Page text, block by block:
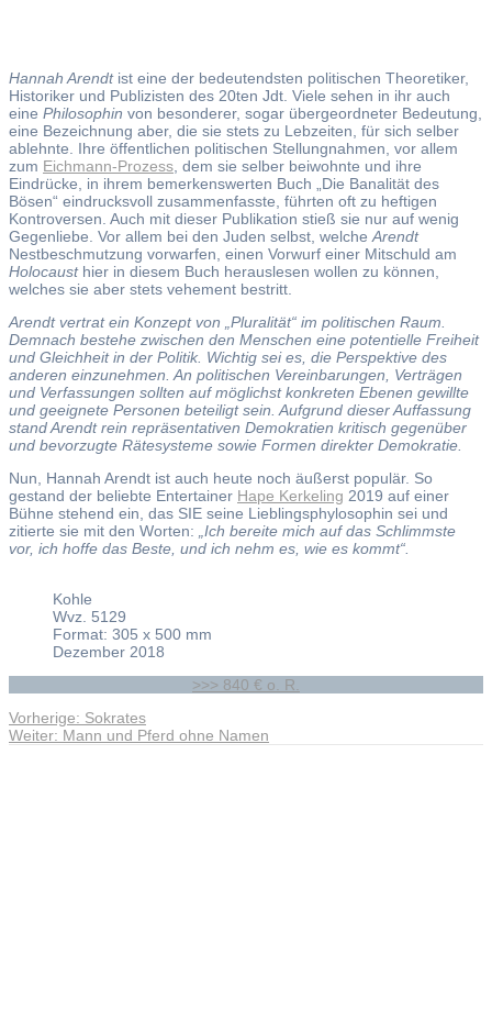
Hannah Arendt ist eine der bedeutendsten politischen Theoretiker,
Historiker und Publizisten des 20ten Jdt. Viele sehen in ihr auch
eine Philosophin von besonderer, sogar übergeordneter Bedeutung,
eine Bezeichnung aber, die sie stets zu Lebzeiten, für sich selber
ablehnte. Ihre öffentlichen politischen Stellungnahmen, vor allem
zum Eichmann-Prozess , dem sie selber beiwohnte und ihre
Eindrücke, in ihrem bemerkenswerten Buch „Die Banalität des
Bösen“ eindrucksvoll zusammenfasste, führten oft zu heftigen
Kontroversen. Auch mit dieser Publikation stieß sie nur auf wenig
Gegenliebe. Vor allem bei den Juden selbst, welche Arendt
Nestbeschmutzung vorwarfen, einen Vorwurf einer Mitschuld am
Holocausthier in diesem Buch herauslesen wollen zu können,
welches sie aber stets vehement bestritt.
Arendt vertrat ein Konzept von „Pluralität“ im politischen Raum.
Demnach bestehe zwischen den Menschen eine potentielle Freiheit
und Gleichheit in der Politik. Wichtig sei es, die Perspektive des
anderen einzunehmen. An politischen Vereinbarungen, Verträgen
und Verfassungen sollten auf möglichst konkreten Ebenen gewillte
und geeignete Personen beteiligt sein. Aufgrund dieser Auffassung
stand Arendt rein repräsentativen Demokratien kritisch gegenüber
und bevorzugte Rätesysteme sowie Formen direkter Demokratie.
Nun, Hannah Arendt ist auch heute noch äußerst populär. So
gestand der beliebte Entertainer Hape Kerkeling 2019 auf einer
Bühne stehend ein, das SIE seine Lieblingsphylosophin sei und
zitierte sie mit den Worten:
„Ich bereite mich auf das Schlimmste
vor, ich hoffe das Beste, und ich nehm es, wie es kommt“.
Kohle
Wvz. 5129
Format: 305 x 500 mm
Dezember 2018
>>> 840 € o. R.
Beitragsnavigation
Vorherige: Vorheriger
Beitrag:
Sokrates
Weiter: Nächster
Mann und Pferd ohne Namen